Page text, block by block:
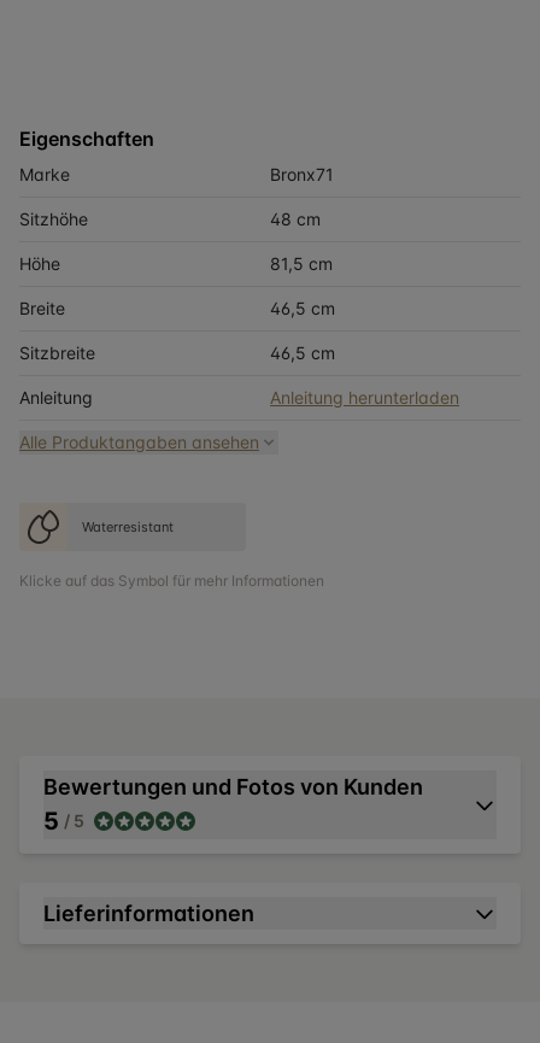
Eigenschaften
Marke Bronx71
Sitzhöhe 48 cm
Höhe 81,5 cm
Breite 46,5 cm
Sitzbreite 46,5 cm
Anleitung Anleitung herunterladen
Alle Produktangaben ansehen
Waterresistant
Klicke auf das Symbol für mehr Informationen
Bewertungen und Fotos von Kunden
5 / 5
Lieferinformationen